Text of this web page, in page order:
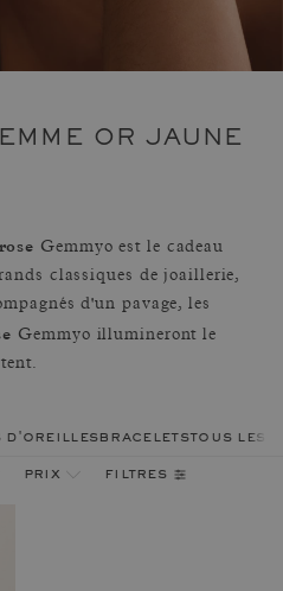
OR JAUNE
Gemmyo est le cadeau
classiques de joaillerie,
d'un pavage, les
Gemmyo illumineront le
d'oreillesbraceletstous les
prix filtres